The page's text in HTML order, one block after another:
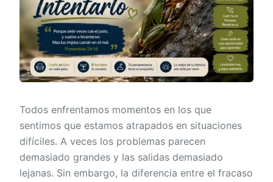
Todos enfrentamos momentos en los que
sentimos que estamos atrapados en situaciones
difíciles. A veces los problemas parecen
demasiado grandes y las salidas demasiado
lejanas. Sin embargo, la diferencia entre el fracaso